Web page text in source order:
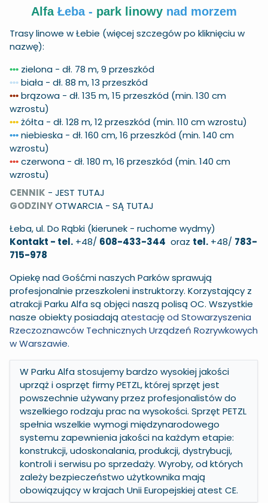
Alfa Łeba - park linowy nad morzem
Trasy linowe w Łebie (więcej szczegów po kliknięciu w
nazwę):
••• zielona - dł. 78 m, 9 przeszkód
••• biała - dł. 88 m, 13 przeszkód
••• brązowa - dł. 135 m, 15 przeszkód (min. 130 cm
wzrostu)
••• żółta - dł. 128 m, 12 przeszkód (min. 110 cm wzrostu)
••• niebieska - dł. 160 cm, 16 przeszkód (min. 140 cm
wzrostu)
••• czerwona - dł. 180 m, 16 przeszkód (min. 140 cm
wzrostu)
CENNIK - JEST TUTAJ
GODZINYOTWARCIA - SĄ TUTAJ
Łeba, ul. Do Rąbki (kierunek - ruchome wydmy)
Kontakt - tel. +48/ 608-433-344 oraz tel. +48/ 783-
715-978
Opiekę nad Gośćmi naszych Parków sprawują
profesjonalnie przeszkoleni instruktorzy. Korzystający z
atrakcji Parku Alfa są objęci naszą polisą OC. Wszystkie
nasze obiekty posiadają atestację od Stowarzyszenia
Rzeczoznawców Technicznych Urządzeń Rozrywkowych
w Warszawie.
W Parku Alfa stosujemy bardzo wysokiej jakości
uprząż i osprzęt firmy PETZL, której sprzęt jest
powszechnie używany przez profesjonalistów do
wszelkiego rodzaju prac na wysokości. Sprzęt PETZL
spełnia wszelkie wymogi międzynarodowego
systemu zapewnienia jakości na każdym etapie:
konstrukcji, udoskonalania, produkcji, dystrybucji,
kontroli i serwisu po sprzedaży. Wyroby, od których
zależy bezpieczeństwo użytkownika mają
obowiązujący w krajach Unii Europejskiej atest CE.